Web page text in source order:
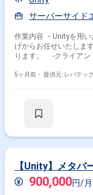
サーバーサイド
作業内容 ・Unityを用
げからお任せいたしま
ります。 ‐クライアン
‐アプリケーションの
5ヶ月前・ 提供元: レバテッ
【Unity】メタバ
900,000円/月